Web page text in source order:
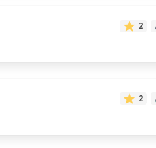
2
2